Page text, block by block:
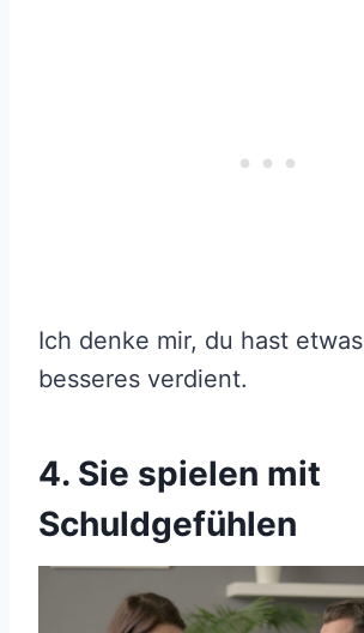
Ich denke mir, du hast
besseres verdient.
4. Sie spielen mit
Schuldgefühlen